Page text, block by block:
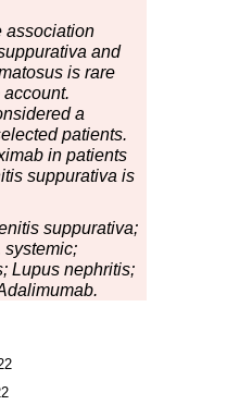
association
and
is rare
a
patients.
in patients
suppurativa is
suppurativa;
systemic;
Lupus nephritis;